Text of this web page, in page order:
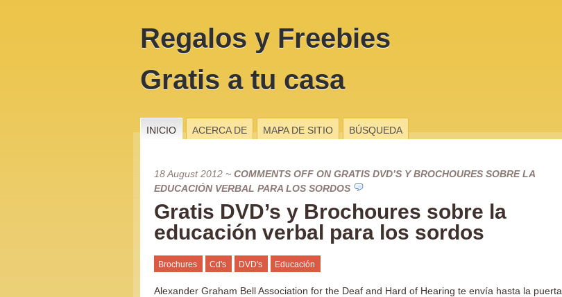
Regalos y Freebies
Gratis a tu casa
INICIO ACERCA DE MAPA DE SITIO BÚSQUEDA
18 August 2012 ~ COMMENTS OFF ON GRATIS DVD’S Y BROCHOURES SOBRE LA
EDUCACIÓN VERBAL PARA LOS SORDOS
Gratis DVD’s y Brochoures sobre la
educación verbal para los sordos
Brochures Cd's DVD's Educación
Alexander Graham Bell Association for the Deaf and Hard of Hearing te envía hasta la puerta